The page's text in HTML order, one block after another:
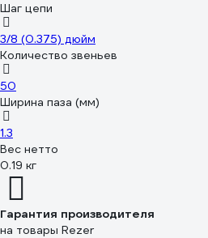
Шаг цепи
3/8 (0.375) дюйм
Количество звеньев
50
Ширина паза (мм)
1.3
Вес нетто
0.19 кг
Гарантия производителя
на товары Rezer